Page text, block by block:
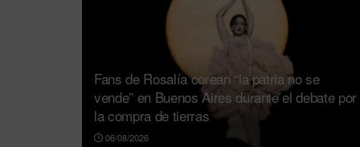
Fans de Rosalía corean “la patria no se
vende” en Buenos Aires durante el debate por
la compra de tierras
06/08/2026